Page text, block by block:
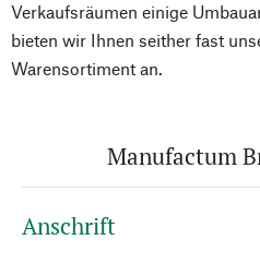
Verkaufsräumen einige
bieten wir Ihnen seither fast
Warensortiment an.
Manufactum
Anschrift